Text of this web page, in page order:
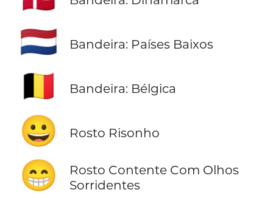
🇳🇱 Bandeira: Países Baixos
🇧🇪 Bandeira: Bélgica
😀 Rosto Risonho
😁
Rosto Contente Com Olhos
Sorridentes